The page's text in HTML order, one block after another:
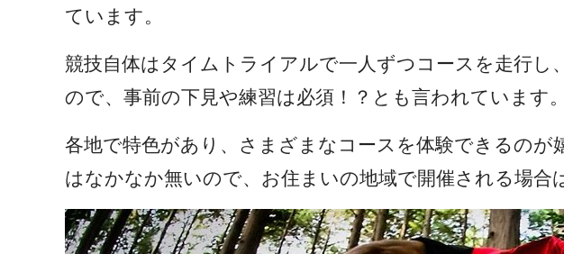
ています。
競技自体はタイムトライアルで一人ずつコースを走行
ので、事前の下見や練習は必須！？とも言われています。
各地で特色があり、さまざまなコースを体験できるの
はなかなか無いので、お住まいの地域で開催される場合